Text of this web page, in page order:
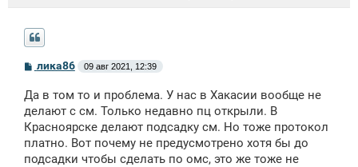
С
б
щ
н
и
лика86 09 авг 2021, 12:39
Да в том то и проблема. У нас в Хакасии вообще не
делают с см. Только недавно пц открыли. В
Красноярске делают подсадку см. Но тоже протокол
платно. Вот почему не предусмотрено хотя бы до
подсадки чтобы сделать по омс, это же тоже не